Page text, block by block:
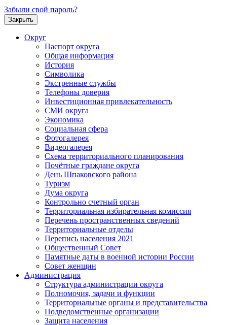
Забыли свой пароль?
Закрыть
Округ
Паспорт округа
Общая информация
История
Символика
Экстренные службы
Телефоны доверия
Инвестиционная привлекательность
СМИ округа
Экономика
Социальная сфера
Фотогалерея
Видеогалерея
Схема территориального планирования
Почётные граждане округа
День Шпаковского района
Туризм
Дума округа
Контрольно счетный орган
Территориальная избирательная комиссия
Перечень пространственных сведений
Территориальные отделы
Перепись населения 2021
Общественный Совет
Памятные даты в военной истории России
Совет женщин
Администрация
Структура администрации округа
Полномочия, задачи и функции
Территориальные органы и представительства
Подведомственные организации
Защита населения